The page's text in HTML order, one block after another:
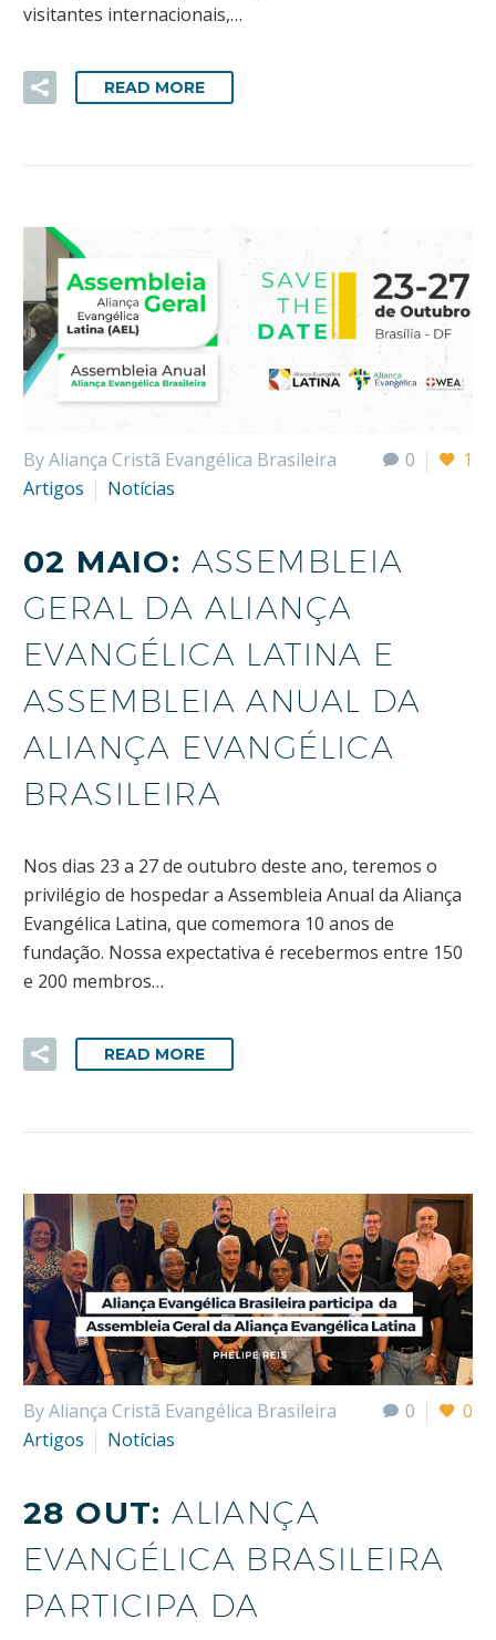
visitantes internacionais,…
READ MORE
0 1
By Aliança Cristã Evangélica Brasileira
Artigos
Notícias
02 MAIO: ASSEMBLEIA
GERAL DA ALIANÇA
EVANGÉLICA LATINA E
ASSEMBLEIA ANUAL DA
ALIANÇA EVANGÉLICA
BRASILEIRA
Nos dias 23 a 27 de outubro deste ano, teremos o
privilégio de hospedar a Assembleia Anual da Aliança
Evangélica Latina, que comemora 10 anos de
fundação. Nossa expectativa é recebermos entre 150
e 200 membros…
READ MORE
0 0
By Aliança Cristã Evangélica Brasileira
Artigos
Notícias
28 OUT:ALIANÇA
EVANGÉLICA BRASILEIRA
PARTICIPA DA